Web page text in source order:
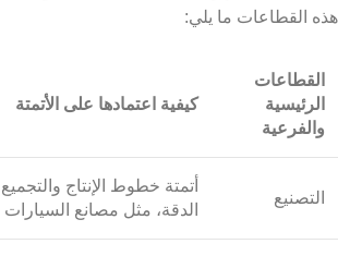
هذه القطاعات ما يلي:
القطاعات
الرئيسية
والفرعية
كيفية اعتمادها على الأتمتة
التصنيع
أتمتة خطوط الإنتاج
الدقة، مثل مصانع السيارات